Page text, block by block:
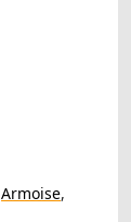
Armoise,